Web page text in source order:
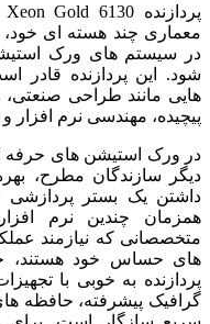
معماری چند هسته ای خود،
در سیستم های ورک
شود. این پردازنده قادر
هایی مانند طراحی
پیچیده، مهندسی نرم افزار
در ورک استیشن های حرفه
داشتن یک بستر پردازشی با
همزمان چندین نرم
متخصصانی که نیازمند
های حساس خود هستند،
پردازنده به خوبی با
گرافیک پیشرفته، حافظه